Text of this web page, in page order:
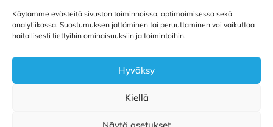
Käytämme evästeitä sivuston toiminnoissa, optimoimisessa sekä
analytiikassa. Suostumuksen jättäminen tai peruuttaminen voi vaikuttaa
haitallisesti tiettyihin ominaisuuksiin ja toimintoihin.
Hyväksy
Kiellä
Näytä asetukset
Oulu
Kauppurienkatu 34
90100 Oulu